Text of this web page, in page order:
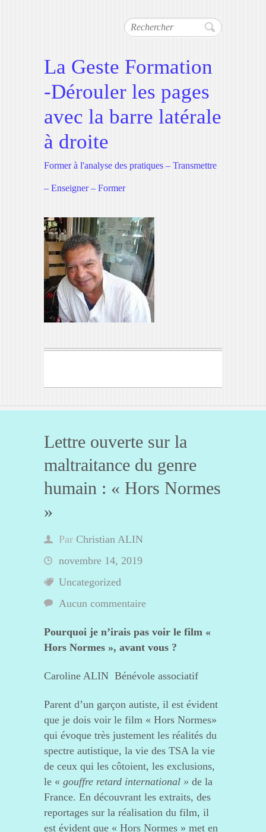
Rechercher
La Geste Formation
-Dérouler les pages
avec la barre latérale
à droite
Former à l'analyse des pratiques – Transmettre
– Enseigner – Former
Lettre ouverte sur la
maltraitance du genre
humain : « Hors Normes
»
Par Christian ALIN
novembre 14, 2019
Uncategorized
Aucun commentaire
Pourquoi je n’irais pas voir le film «
Hors Normes », avant vous ?
Caroline ALIN Bénévole associatif
Parent d’un garçon autiste, il est évident
que je dois voir le film « Hors Normes»
qui évoque très justement les réalités du
spectre autistique, la vie des TSA la vie
de ceux qui les côtoient, les exclusions,
le « gouffre retard international » de la
France. En découvrant les extraits, des
reportages sur la réalisation du film, il
est évident que « Hors Normes » met en